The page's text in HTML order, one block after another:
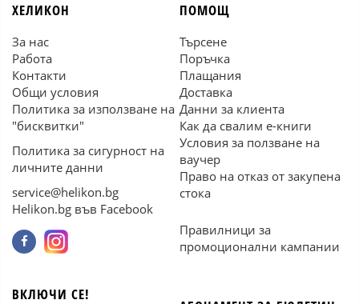
ХЕЛИКОН
За нас
Работа
Контакти
Общи условия
Политика за използване на
"бисквитки"
Политика за сигурност на
личните данни
service@helikon.bg
Helikon.bg във Facebook
ПОМОЩ
Търсене
Поръчка
Плащания
Доставка
Данни за клиента
Как да свалим е-книги
Условия за ползване на
ваучер
Право на отказ от закупена
стока
Правилници за
промоционални кампании
ВКЛЮЧИ СЕ!